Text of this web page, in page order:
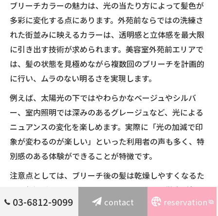
ブリーチカラーの魅力は、光の当たり方によって髪色が
多彩に変化する点にあります。外苑前ならではの洗練さ
れた街並みに映えるカラーは、透明感と立体感を最大限
に引き出す技術が求められます。美容室外苑前エリアで
は、髪の状態を見極めながら複数回のブリーチを計画的
に行い、ムラのない明るさを実現します。
例えば、太陽光の下ではやわらかなベージュやシルバ
ー、室内照明では深みのあるグレージュなど、光による
ニュアンスの変化を楽しめます。実際に「光の加減で印
象が変わるのが楽しい」といった利用者の声も多く、特
別感のある体験ができることが特徴です。
注意点としては、ブリーチ後の髪は乾燥しやすくなるた
め、保湿系のトリートメントやホームケアの徹底が欠か
せません。サロンでは施術後のアフターケアも丁寧にサ
03-6812-9099 contact reservation